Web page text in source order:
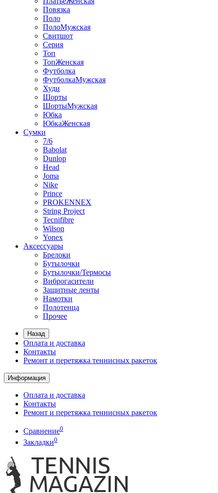
Повязка
Поло
ПолоМужская
Свитшот
Серия
Топ
ТопЖенская
Футболка
ФутболкаМужская
Худи
Шорты
ШортыМужская
Юбка
ЮбкаЖенская
Сумки
7/6
Babolat
Dunlop
Head
Joma
Nike
Prince
PROKENNEX
String Project
Tecnifibre
Wilson
Yonex
Аксессуары
Брелоки
Бутылочки
Бутылочки/Термосы
Виброгасители
Защитные ленты
Намотки
Полотенца
Прочее
Назад
Оплата и доставка
Контакты
Ремонт и перетяжка теннисных ракеток
Информация
Оплата и доставка
Контакты
Ремонт и перетяжка теннисных ракеток
Сравнение0
Закладки0